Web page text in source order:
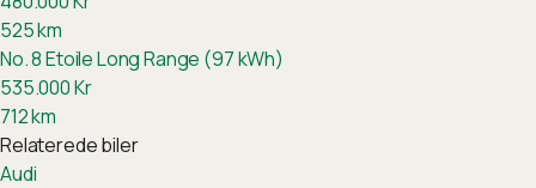
525km
No. 8 Etoile Long Range (97 kWh)
535.000Kr
712km
Relaterede biler
Audi